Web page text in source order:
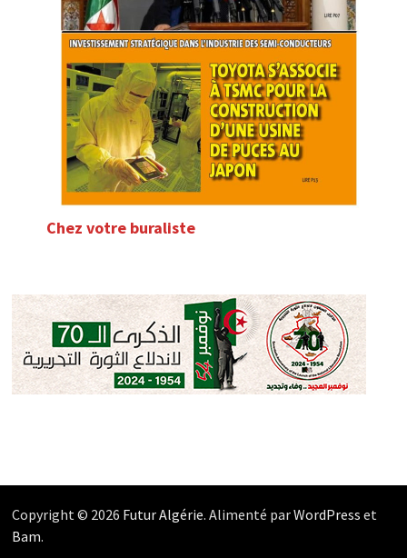
Chez votre buraliste
Copyright © 2026 Futur Algérie. Alimenté parWordPress et
Bam.